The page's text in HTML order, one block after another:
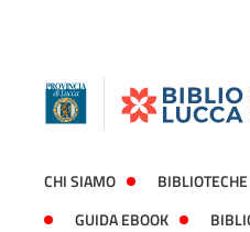
CHI SIAMO BIBLIOTECHE
GUIDA EBOOK